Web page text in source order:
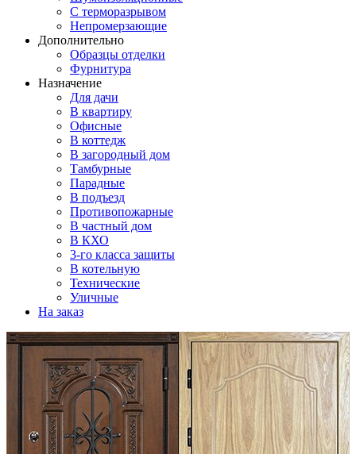
С терморазрывом
Непромерзающие
Дополнительно
Образцы отделки
Фурнитура
Назначение
Для дачи
В квартиру
Офисные
В коттедж
В загородный дом
Тамбурные
Парадные
В подъезд
Противопожарные
В частный дом
В КХО
3-го класса защиты
В котельную
Технические
Уличные
На заказ